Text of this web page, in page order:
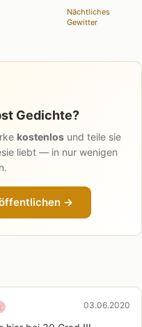
Nächtliches
Gewitter
Gedichte?
kostenlos und teile sie
liebt — in nur wenigen
→
03.06.2020